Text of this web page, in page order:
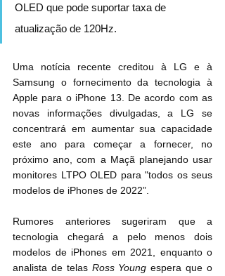
OLED que pode suportar taxa de
atualização de 120Hz.
Uma notícia recente creditou à LG e à
Samsung o fornecimento da tecnologia à
Apple para o iPhone 13. De acordo com as
novas informações divulgadas, a LG se
concentrará em aumentar sua capacidade
este ano para começar a fornecer, no
próximo ano, com a Maçã planejando usar
monitores LTPO OLED para "todos os seus
modelos de iPhones de 2022”.
Rumores anteriores sugeriram que a
tecnologia chegará a pelo menos dois
modelos de iPhones em 2021, enquanto o
analista de telas Ross Young espera que o